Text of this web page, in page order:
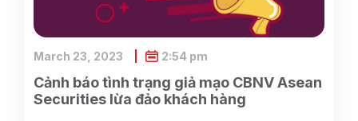
Cảnh báo tình trạng giả mạo CBNV Asean
Securities lừa đảo khách hàng
March 23, 2023 2:54 pm